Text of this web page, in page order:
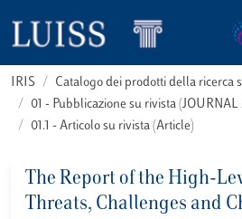
IRIS
Catalogo dei prodotti della ricerca
01 - Pubblicazione su rivista (JOURNAL
01.1 - Articolo su rivista (Article)
The Report of the High-
Threats, Challenges and